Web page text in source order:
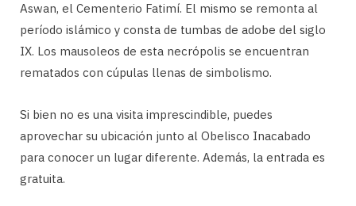
Aswan, el Cementerio Fatimí. El mismo se remonta al
período islámico y consta de tumbas de adobe del siglo
IX. Los mausoleos de esta necrópolis se encuentran
rematados con cúpulas llenas de simbolismo.
Si bien no es una visita imprescindible, puedes
aprovechar su ubicación junto al Obelisco Inacabado
para conocer un lugar diferente. Además, la entrada es
gratuita.